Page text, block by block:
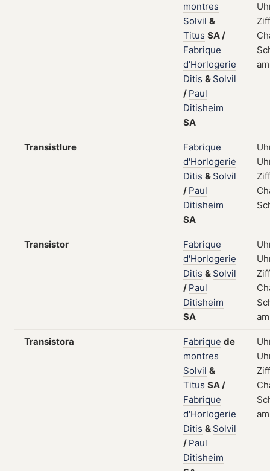
montres
Solvil &
Titus SA/
Fabrique
d'Horlogerie
Ditis & Solvil
/ Paul
Ditisheim
SA
Transistlure
Fabrique
d'Horlogerie
Ditis & Solvil
/ Paul
Ditisheim
SA
Transistor
Fabrique
d'Horlogerie
Ditis & Solvil
/ Paul
Ditisheim
SA
Transistora Fabrique de
montres
Solvil &
Titus SA/
Fabrique
d'Horlogerie
Ditis & Solvil
/ Paul
Ditisheim